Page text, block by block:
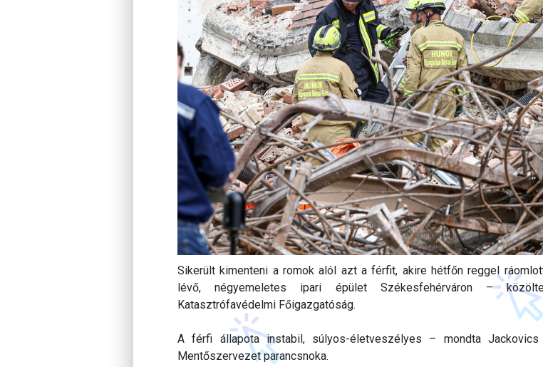
Sikerült kimenteni a romok alól azt a férfit, akire hétfőn reggel
lévő, négyemeletes ipari épület Székesfehérváron –
Katasztrófavédelmi Főigazgatóság.
A férfi állapota instabil, súlyos-életveszélyes – mondta Jackovics
Mentőszervezet parancsnoka.